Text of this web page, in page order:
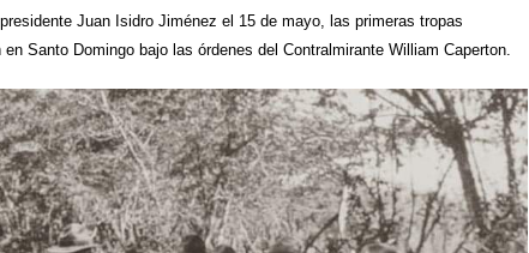
Juan Isidro Jiménez el 15 de mayo, las primeras tropas
Santo Domingo bajo las órdenes del Contralmirante William Caperton.